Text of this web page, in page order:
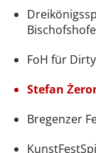
FoH für
Stefan
Bregenzer